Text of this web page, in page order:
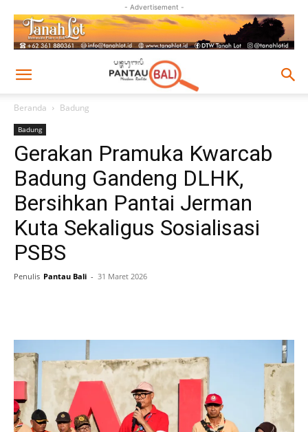
- Advertisement -
Beranda Badung
Badung
Gerakan Pramuka Kwarcab
Badung Gandeng DLHK,
Bersihkan Pantai Jerman
Kuta Sekaligus Sosialisasi
PSBS
Penulis Pantau Bali - 31 Maret 2026